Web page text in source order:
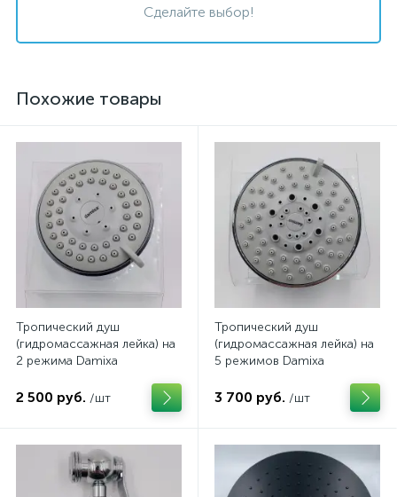
Сделайте выбор!
Похожие товары
Тропический душ
(гидромассажная лейка) на
2 режима Damixa
2 500 руб. /шт
Тропический душ
(гидромассажная лейка) на
5 режимов Damixa
3 700 руб. /шт